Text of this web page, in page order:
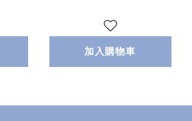
加入購物車